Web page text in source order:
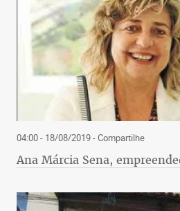
04:00 - 18/08/2019- Compartilhe
Ana Márcia Sena,